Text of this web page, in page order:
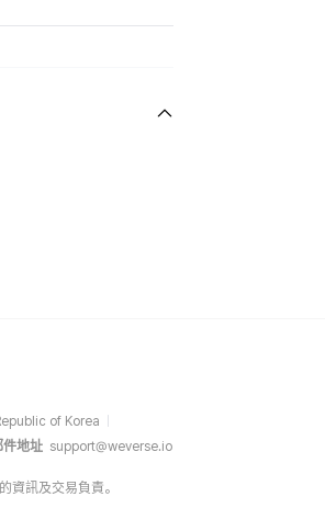
of Korea
件地址 support@weverse.io
資訊及交易負責。